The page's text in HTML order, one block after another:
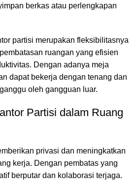
berkas atau perlengkapan
partisi merupakan fleksibilitasnya
ruangan yang efisien
Dengan adanya meja
dapat bekerja dengan tenang dan
oleh gangguan luar.
Partisi dalam Ruang
privasi dan meningkatkan
kerja. Dengan pembatas yang
berputar dan kolaborasi terjaga.